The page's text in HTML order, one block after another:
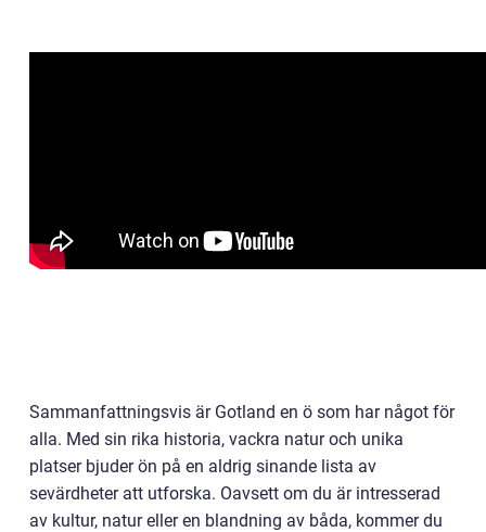
Sammanfattningsvis är Gotland en ö som har något för
alla. Med sin rika historia, vackra natur och unika
platser bjuder ön på en aldrig sinande lista av
sevärdheter att utforska. Oavsett om du är intresserad
av kultur, natur eller en blandning av båda, kommer du